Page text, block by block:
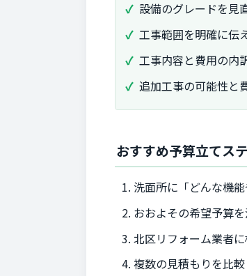
設備のグレードを見
工事範囲を明確に伝
工事内容と費用の内
追加工事の可能性と
おすすめ予算立てス
洗面所に「どんな機
おおよその希望予算
北区リフォーム業者
複数の見積もりを比